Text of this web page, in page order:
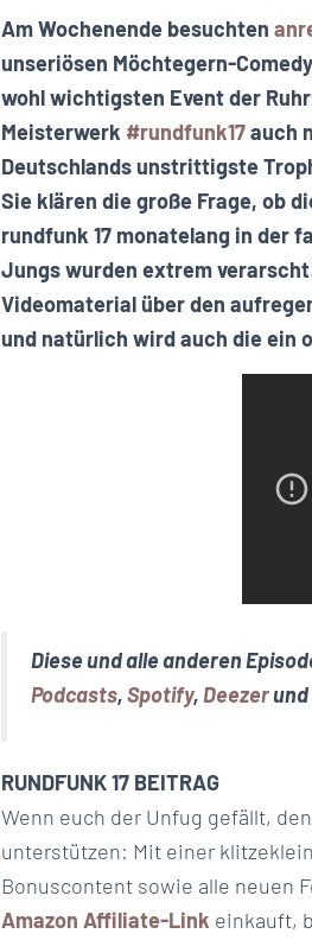
Am Wochenende besuchten
unseriösen Möchtegern-
wohl wichtigsten Event der
Meisterwerk #rundfunk17auch
Deutschlands unstrittigste
Sie klären die große Frage, ob
rundfunk 17 monatelang in der
Jungs wurden extrem
Videomaterial über den
und natürlich wird auch die ein
Diese und alle anderen
Podcasts,Spotify, Deezer
RUNDFUNK 17 BEITRAG
Wenn euch der Unfug gefällt,
unterstützen: Mit einer
Bonuscontent sowie alle neuen
Amazon Affiliate-Link einkauft,